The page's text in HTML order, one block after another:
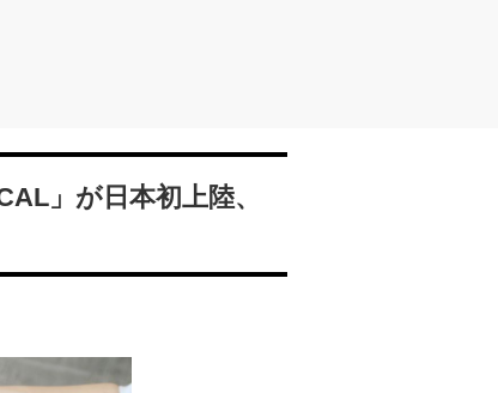
」が日本初上陸、